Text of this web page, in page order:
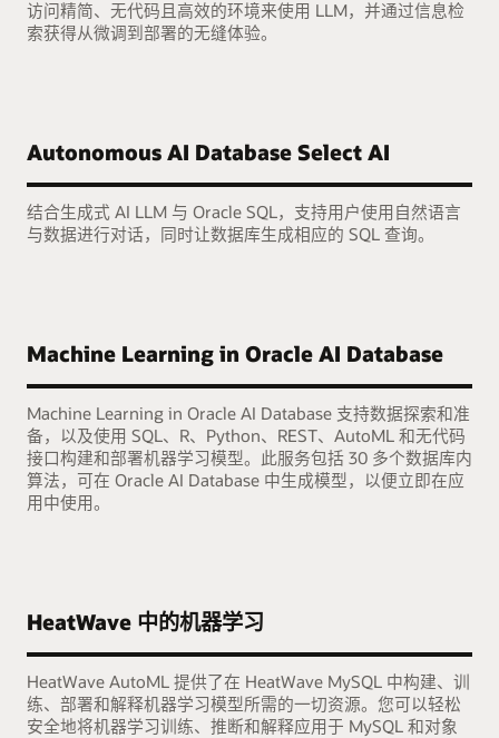
访问精简、无代码且高效的环境来使用 LLM，并通过信息检
索获得从微调到部署的无缝体验。
Autonomous AI Database Select AI
结合生成式 AI LLM 与 Oracle SQL，支持用户使用自然语言
与数据进行对话，同时让数据库生成相应的 SQL 查询。
Machine Learning in Oracle AI Database
Machine Learning in Oracle AI Database 支持数据探索和准
备，以及使用 SQL、R、Python、REST、AutoML 和无代码
接口构建和部署机器学习模型。此服务包括 30 多个数据库内
算法，可在 Oracle AI Database 中生成模型，以便立即在应
用中使用。
HeatWave 中的机器学习
HeatWave AutoML 提供了在 HeatWave MySQL 中构建、训
练、部署和解释机器学习模型所需的一切资源。您可以轻松
安全地将机器学习训练、推断和解释应用于 MySQL 和对象